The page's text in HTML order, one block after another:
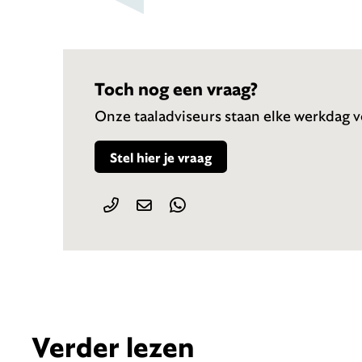
Toch nog een vraag?
Onze taaladviseurs staan elke werkdag
Stel hier je vraag
Verder lezen